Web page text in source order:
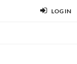
LOG IN